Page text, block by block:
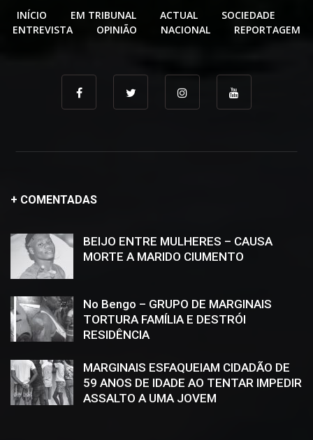
INÍCIO EM TRIBUNAL ACTUAL
SOCIEDADE
ENTREVISTA
OPINIÃO NACIONAL REPORTAGEM
+ COMENTADAS
BEIJO ENTRE MULHERES – CAUSA
MORTE A MARIDO CIUMENTO
No Bengo – GRUPO DE MARGINAIS
TORTURA FAMÍLIA E DESTRÓI
RESIDÊNCIA
MARGINAIS ESFAQUEIAM CIDADÃO DE
59 ANOS DE IDADE AO TENTAR IMPEDIR
ASSALTO A UMA JOVEM